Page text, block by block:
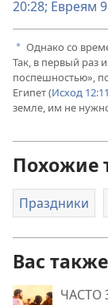
20:28; Евреям
a Однако со
Так, в первый раз
поспешностью»,
Египет (Исход 12:11
земле, им не
Похожие
Праздники
Вас
ЧАСТО